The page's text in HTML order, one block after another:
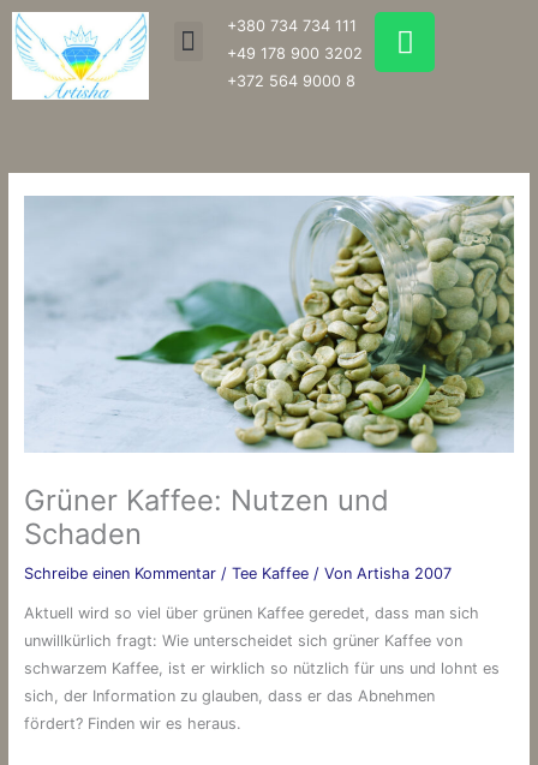
Zum
Inhalt
springen
Menu
+380 734 734 111
+49 178 900 3202
+372 564 9000 8
W
h
a
p
p
Grüner Kaffee: Nutzen und
Schaden
Schreibe einen Kommentar / Tee Kaffee/ Von Artisha 2007
Aktuell wird so viel über grünen Kaffee geredet, dass man sich
unwillkürlich fragt: Wie unterscheidet sich grüner Kaffee von
schwarzem Kaffee, ist er wirklich so nützlich für uns und lohnt es
sich, der Information zu glauben, dass er das Abnehmen
fördert? Finden wir es heraus.